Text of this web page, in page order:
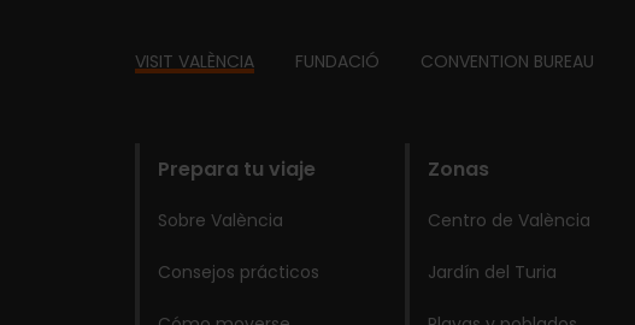
Footer
VISIT VALÈNCIA FUNDACIÓ CONVENTION BUREAU
Prepara tu viaje
Sobre València
Consejos prácticos
Zonas
Centro de València
Jardín del Turia